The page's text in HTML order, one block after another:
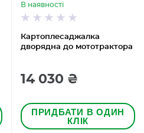
Картоплесаджалка
дворядна до мототрактора
В наявності
14 030 ₴
ПРИДБАТИ В ОДИН
КЛІК